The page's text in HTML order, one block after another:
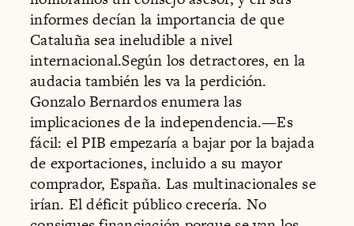
informes decían la importancia de que
Cataluña sea ineludible a nivel
internacional.Según los detractores, en la
audacia también les va la perdición.
Gonzalo Bernardos enumera las
implicaciones de la independencia.—Es
fácil: el PIB empezaría a bajar por la bajada
de exportaciones, incluido a su mayor
comprador, España. Las multinacionales se
irían. El déficit público crecería. No